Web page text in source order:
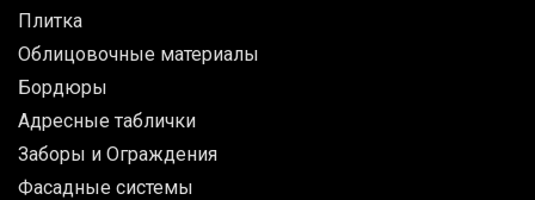
Плитка
Облицовочные материалы
Бордюры
Адресные таблички
Заборы и Ограждения
Фасадные системы